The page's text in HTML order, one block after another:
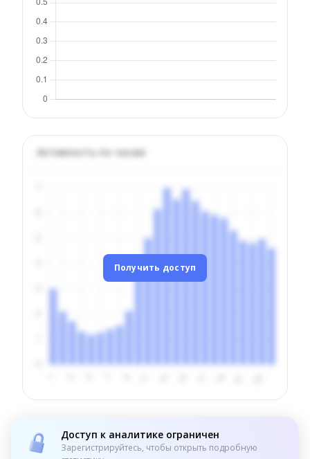
Активность по часам
Получить доступ
Доступ к аналитике ограничен
Зарегистрируйтесь, чтобы открыть подробную